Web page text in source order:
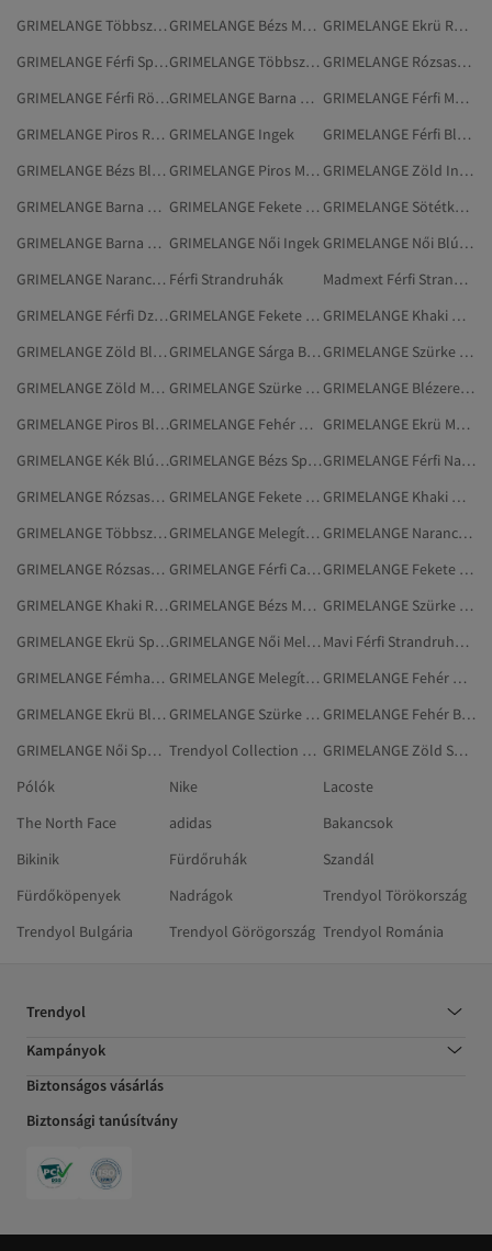
GRIMELANGE Többszínű Melegítőszettek
GRIMELANGE Bézs Melegítőszettek
GRIMELANGE Ekrü Ruházat
GRIMELANGE Férfi Sport És Szabadtér
GRIMELANGE Többszínű Ruházat
GRIMELANGE Rózsaszín Ruhák
GRIMELANGE Férfi Rövidnadrág
GRIMELANGE Barna Ruházat
GRIMELANGE Férfi Melegítőnadrág
GRIMELANGE Piros Ruházat GRIMELANGE Ingek
GRIMELANGE Férfi Blézerek És Mellények
GRIMELANGE Bézs Blúzok
GRIMELANGE Piros Melegítőszettek
GRIMELANGE Zöld Ingek
GRIMELANGE Barna Melegítőszettek
GRIMELANGE Fekete Melegítőszettek
GRIMELANGE Sötétkék Ruházat
GRIMELANGE Barna Blúzok GRIMELANGE Női Ingek
GRIMELANGE Női Blúzok
GRIMELANGE Narancs Melegítőszettek Férfi Strandruhák
Madmext Férfi Strandruházat
GRIMELANGE Férfi Dzsekik
GRIMELANGE Fekete Melegítőnadrág
GRIMELANGE Khaki Melegítőszettek
GRIMELANGE Zöld Blúzok
GRIMELANGE Sárga Blúzok
GRIMELANGE Szürke Melegítőszettek
GRIMELANGE Zöld Melegítőszettek
GRIMELANGE Szürke Melegítőnadrág
GRIMELANGE Blézerek És Mellények
GRIMELANGE Piros Blúzok
GRIMELANGE Fehér Melegítőszettek
GRIMELANGE Ekrü Melegítőszettek
GRIMELANGE Kék Blúzok
GRIMELANGE Bézs Sportruházat
GRIMELANGE Férfi Nadrágok
GRIMELANGE Rózsaszín Melegítőszettek
GRIMELANGE Fekete Rövidnadrág
GRIMELANGE Khaki Melegítőnadrág
GRIMELANGE Többszínű Melegítőnadrág
GRIMELANGE Melegítőnadrág
GRIMELANGE Narancs Blúzok
GRIMELANGE Rózsaszín Ruházat
GRIMELANGE Férfi Capri- És Bermuda Nadrágok
GRIMELANGE Fekete Blúzok
GRIMELANGE Khaki Ruházat
GRIMELANGE Bézs Melegítőnadrág
GRIMELANGE Szürke Sport És Szabadtér
GRIMELANGE Ekrü Sportruházat
GRIMELANGE Női Melegítőszettek
Mavi Férfi Strandruházat
GRIMELANGE Fémhatású Ruházat
GRIMELANGE Melegítőszettek
GRIMELANGE Fehér Melegítőnadrág
GRIMELANGE Ekrü Blúzok
GRIMELANGE Szürke Sportruházat
GRIMELANGE Fehér Blúzok
GRIMELANGE Női Sportruházat
Trendyol Collection Férfi Strandruházat
GRIMELANGE Zöld Sportruházat
Pólók
Nike
Lacoste
The North Face
adidas
Bakancsok
Bikinik
Fürdőruhák
Szandál
Fürdőköpenyek
Nadrágok
Trendyol Törökország
Trendyol Bulgária
Trendyol Görögország Trendyol Románia
Trendyol
Kampányok
Biztonságos vásárlás
Biztonsági tanúsítvány